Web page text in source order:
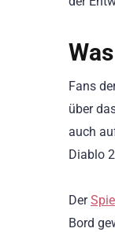
Fans
über
auch
Diablo
Der
Bord